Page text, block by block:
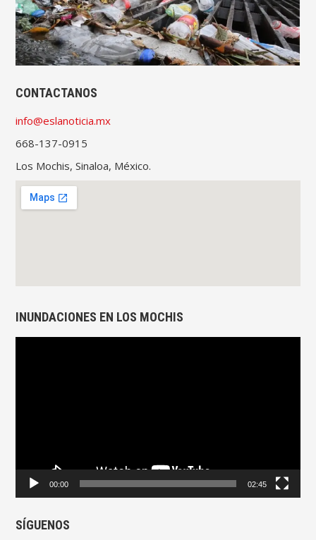
CONTACTANOS
info@eslanoticia.mx
668-137-0915
Los Mochis, Sinaloa, México.
INUNDACIONES EN LOS MOCHIS
00:00 02:45
SÍGUENOS